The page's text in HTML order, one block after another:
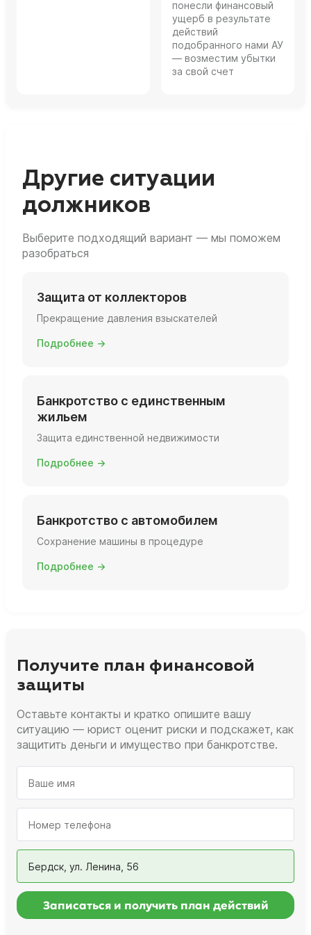
понесли финансовый
ущерб в результате
действий
подобранного нами АУ
— возместим убытки
за свой счет
Другие ситуации
должников
Выберите подходящий вариант — мы поможем
разобраться
Защита от коллекторов
Прекращение давления взыскателей
Подробнее →
Банкротство с единственным
жильем
Защита единственной недвижимости
Подробнее →
Банкротство с автомобилем
Сохранение машины в процедуре
Подробнее →
Получите план финансовой
защиты
Оставьте контакты и кратко опишите вашу
ситуацию — юрист оценит риски и подскажет, как
защитить деньги и имущество при банкротстве.
Бердск, ул. Ленина, 56
Записаться и получить план действий